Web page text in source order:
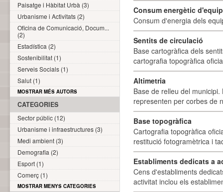
Consum energètic
Consum d'energia dels
Sentits de circulació
Base cartogràfica dels
cartografia topogràfica
Altimetria
Base de relleu del
representen per corbes de
Base topogràfica
Cartografia topogràfica
restitució fotogramètrica i
Establiments dedicats a
Cens d'establiments
activitat inclou els
Paisatge i Hàbitat Urbà (3)
Urbanisme i Activitats (2)
Oficina de Comunicació, Docum...
(2)
Estadística (2)
Sostenibilitat (1)
Serveis Socials (1)
Salut (1)
MOSTRAR MÉS AUTORS
CATEGORIES
Sector públic (12)
Urbanisme i infraestructures (3)
Medi ambient (3)
Demografia (2)
Esport (1)
Comerç (1)
MOSTRAR MENYS CATEGORIES